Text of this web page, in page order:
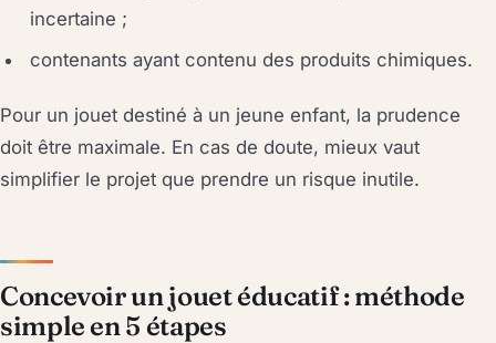
incertaine ;
contenants ayant contenu des produits chimiques.
Pour un jouet destiné à un jeune enfant, la prudence
doit être maximale. En cas de doute, mieux vaut
simplifier le projet que prendre un risque inutile.
Concevoir un jouet éducatif : méthode
simple en 5 étapes